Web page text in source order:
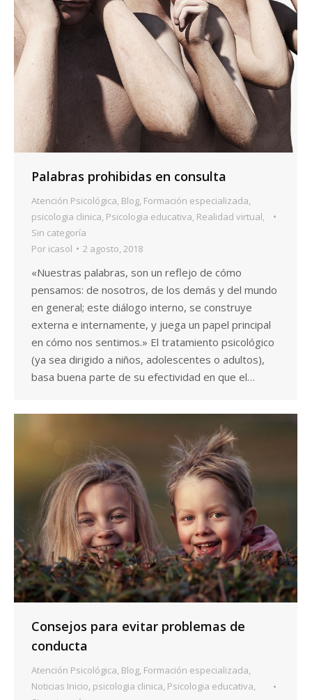
Palabras prohibidas en consulta
Atención Psicológica, Blog, Formación especializada,
psicologia clinica, Psicologia educativa, Realidad virtual,
Sin categoría
Por icasol 2 agosto, 2018
«Nuestras palabras, son un reflejo de cómo
pensamos: de nosotros, de los demás y del mundo
en general; este diálogo interno, se construye
externa e internamente, y juega un papel principal
en cómo nos sentimos.» El tratamiento psicológico
(ya sea dirigido a niños, adolescentes o adultos),
basa buena parte de su efectividad en que el…
Consejos para evitar problemas de
conducta
Atención Psicológica, Blog, Formación especializada,
Noticias Inicio, psicologia clinica, Psicologia educativa,